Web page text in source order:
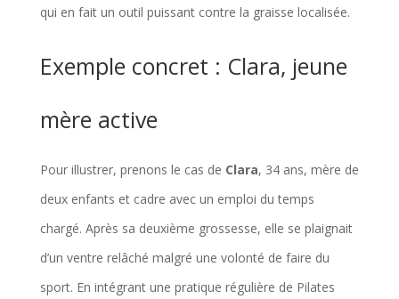
qui en fait un outil puissant contre la graisse localisée.
Exemple concret : Clara, jeune
mère active
Pour illustrer, prenons le cas de Clara, 34 ans, mère de
deux enfants et cadre avec un emploi du temps
chargé. Après sa deuxième grossesse, elle se plaignait
d’un ventre relâché malgré une volonté de faire du
sport. En intégrant une pratique régulière de Pilates